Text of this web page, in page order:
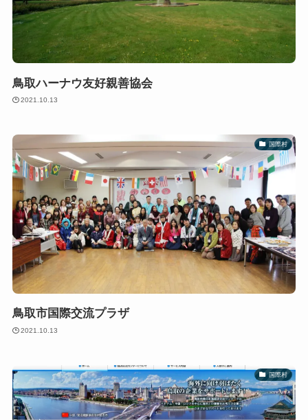
鳥取ハーナウ友好親善協会
2021.10.13
国際村
鳥取市国際交流プラザ
2021.10.13
国際村